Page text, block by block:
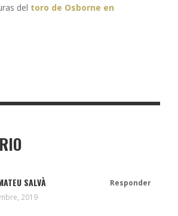
del toro de Osborne en
SALVÀ
2019
Responder